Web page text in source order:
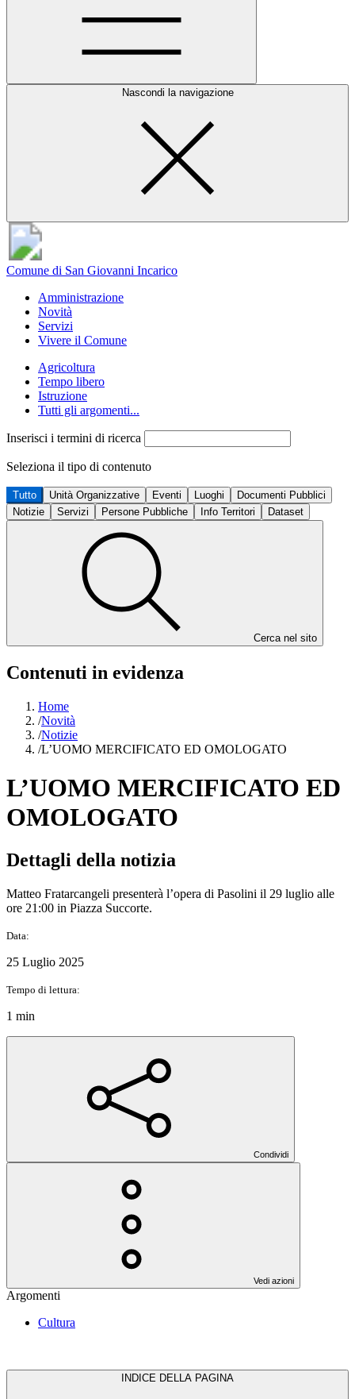
Nascondi la navigazione
Comune di San Giovanni Incarico
Amministrazione
Novità
Servizi
Vivere il Comune
Agricoltura
Tempo libero
Istruzione
Tutti gli argomenti...
Inserisci i termini di ricerca
Seleziona il tipo di contenuto
Tutto Unità Organizzative Eventi Luoghi
Documenti Pubblici
Notizie
Servizi Persone Pubbliche Info Territori Dataset
Cerca nel sito
Contenuti in evidenza
Home
/Novità
/Notizie
/L’UOMO MERCIFICATO ED OMOLOGATO
L’UOMO MERCIFICATO ED
OMOLOGATO
Dettagli della notizia
Matteo Fratarcangeli presenterà l’opera di Pasolini il 29 luglio alle
ore 21:00 in Piazza Succorte.
Data:
25 Luglio 2025
Tempo di lettura:
1 min
Condividi
Vedi azioni
Argomenti
Cultura
INDICE DELLA PAGINA